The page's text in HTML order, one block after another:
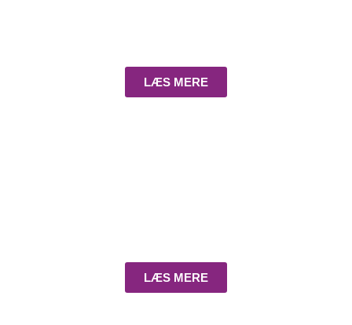
LÆS MERE
LÆS MERE